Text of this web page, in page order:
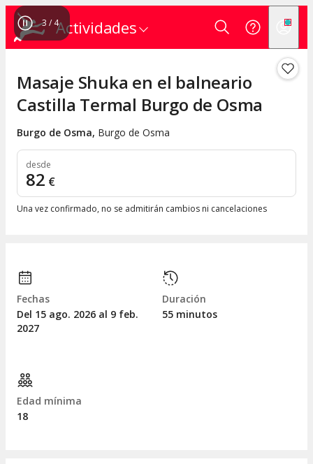
Actividades
3 / 4
Masaje Shuka en el balneario
Castilla Termal Burgo de Osma
Burgo de Osma, Burgo de Osma
desde
82 €
Una vez confirmado, no se admitirán cambios ni cancelaciones
Fechas
Del 15 ago. 2026 al 9 feb.
2027
Duración
55 minutos
Edad mínima
18